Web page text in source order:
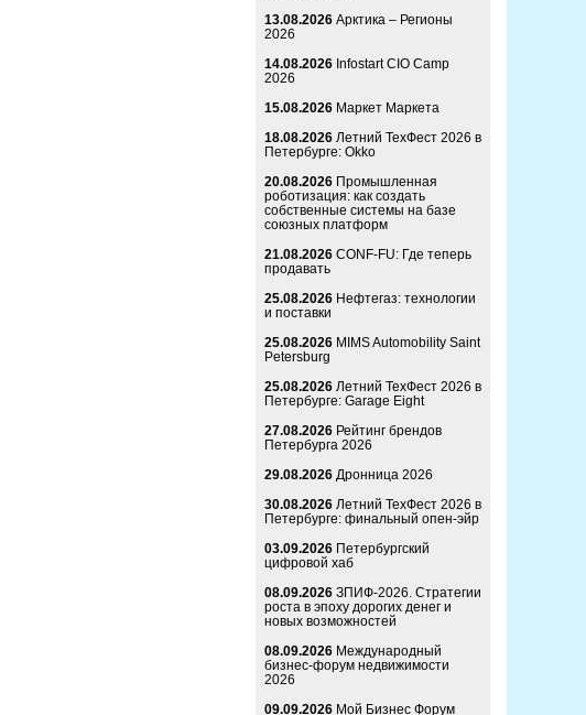
13.08.2026 Арктика – Регионы
2026
14.08.2026 Infostart CIO Camp
2026
15.08.2026 Маркет Маркета
18.08.2026 Летний ТехФест 2026 в
Петербурге: Okko
20.08.2026 Промышленная
роботизация: как создать
собственные системы на базе
союзных платформ
21.08.2026 CONF-FU: Где теперь
продавать
25.08.2026 Нефтегаз: технологии
и поставки
25.08.2026 MIMS Automobility Saint
Petersburg
25.08.2026 Летний ТехФест 2026 в
Петербурге: Garage Eight
27.08.2026 Рейтинг брендов
Петербурга 2026
29.08.2026 Дронница 2026
30.08.2026 Летний ТехФест 2026 в
Петербурге: финальный опен-эйр
03.09.2026 Петербургский
цифровой хаб
08.09.2026 ЗПИФ-2026. Стратегии
роста в эпоху дорогих денег и
новых возможностей
08.09.2026 Международный
бизнес-форум недвижимости
2026
09.09.2026 Мой Бизнес Форум